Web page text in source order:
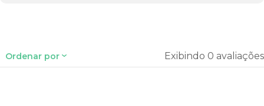
Ordenar por Exibindo 0 avaliações